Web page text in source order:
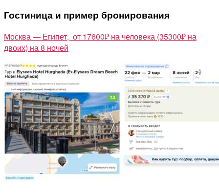
Гостиница и пример бронирования
Москва — Египет, от 17600₽ на человека (35300₽ на
двоих) на 8 ночей